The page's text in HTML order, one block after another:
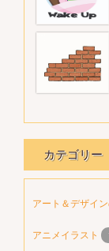
カテゴリー
アート＆デザイ
アニメイラスト